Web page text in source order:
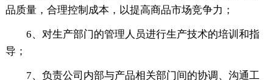
品质量，合理控制成本，以提高商品市场竞争力；
6、对生产部门的管理人员进行生产技术的培训和指
导；
7、负责公司内部与产品相关部门间的协调、沟通工